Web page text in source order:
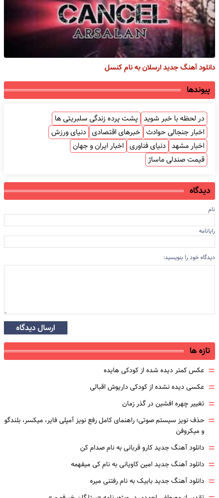
دانلود آهنگ جدید ارسلان به نام کنسل
پیوندها
در لحظه با خبر شوید پشت پرده زندگی سلبریتی ها
اخبار جنجالی حوادث خبرهای اقتصادی دنیای ورزش
اخبار مشهد دنیای فناوری اخبار ایران و جهان
قیمت صندلی ماساژ
دیدگاه
نام
رایانامه
دیدگاه خود را بنویسید:
ارسال دیدگاه
تازه ها
= عکس کمتر دیده شده از کودکی هایده
= عکسی دیده نشده از کودکی داریوش اقبالی
= تغییر چهره افشین در گذر زمان
= حذف نویز سیستم صوتی؛ راهنمای کامل رفع نویز آمپلی فایر، میکسر، بلندگو
و میکروفن
= دانلود آهنگ جدید کارو قربانی به نام صدام کن
= دانلود آهنگ جدید امین کاویانی به نام کی میفهمه
= دانلود آهنگ جدید بابیک به نام رفتنی میره